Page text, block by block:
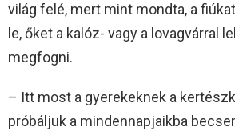
világ felé, mert mint mondta, a
le, őket a kalóz- vagy a lovagvárral
megfogni.
– Itt most a gyerekeknek a
próbáljuk a mindennapjaikba